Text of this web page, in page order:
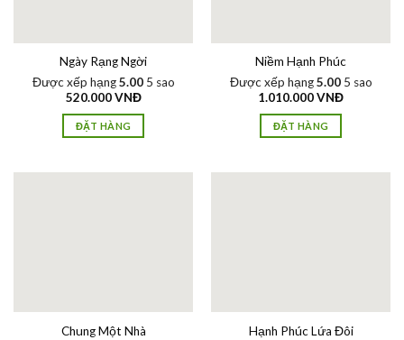
Ngày Rạng Ngời
Được xếp hạng5.005 sao
520.000VNĐ
ĐẶT HÀNG
Niềm Hạnh Phúc
Được xếp hạng5.005 sao
1.010.000VNĐ
ĐẶT HÀNG
Chung Một Nhà
Hạnh Phúc Lứa Đôi